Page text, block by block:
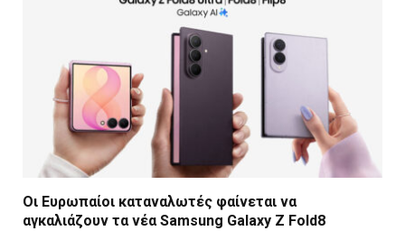
Οι Ευρωπαίοι καταναλωτές φαίνεται να
αγκαλιάζουν τα νέα Samsung Galaxy Z Fold8